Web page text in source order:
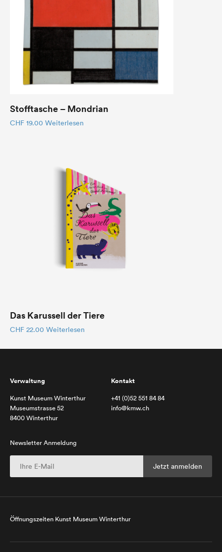
Stofftasche – Mondrian
CHF 19.00 Weiterlesen
Das Karussell der Tiere
CHF 22.00 Weiterlesen
Verwaltung
Kunst Museum Winterthur
Museumstrasse 52
8400 Winterthur
Kontakt
+41 (0)52 551 84 84
info@kmw.ch
Newsletter Anmeldung
Öffnungszeiten Kunst Museum Winterthur